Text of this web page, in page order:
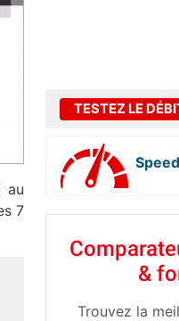
au
7
TESTEZ LE
&
Trouvez la